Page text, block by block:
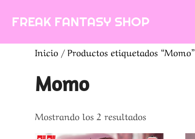
contenido
FREAK FANTASY SHOP
Inicio / Productos etiquetados “Momo”
Momo
Mostrando los 2 resultadosOrdenado
por